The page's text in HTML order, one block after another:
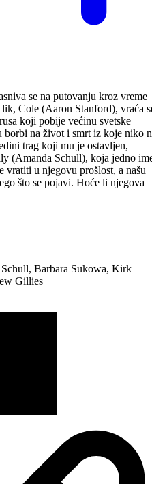
se na putovanju kroz vreme
Cole (Aaron Stanford), vraća
koji pobije većinu svetske
borbi na život i smrt iz koje niko
trag koji mu je ostavljen,
(Amanda Schull), koja jedno
vratiti u njegovu prošlost, a našu
što se pojavi. Hoće li njegova
Barbara Sukowa, Kirk
Gillies